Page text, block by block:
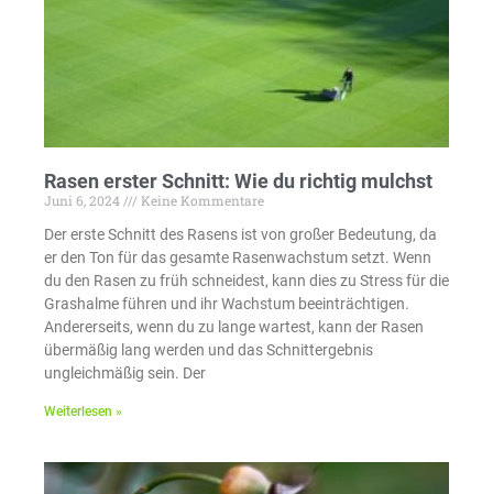
Rasen erster Schnitt: Wie du richtig mulchst
Juni 6, 2024
Keine Kommentare
Der erste Schnitt des Rasens ist von großer Bedeutung, da
er den Ton für das gesamte Rasenwachstum setzt. Wenn
du den Rasen zu früh schneidest, kann dies zu Stress für die
Grashalme führen und ihr Wachstum beeinträchtigen.
Andererseits, wenn du zu lange wartest, kann der Rasen
übermäßig lang werden und das Schnittergebnis
ungleichmäßig sein. Der
Weiterlesen »